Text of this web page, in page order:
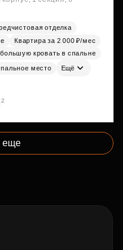
отделка
Квартира за 2 000 ₽/мес
кровать в спальне
место Ещё
еще